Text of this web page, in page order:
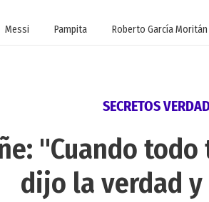
Messi Pampita Roberto García Moritán
SECRETOS
"Cuando
dijo la verdad